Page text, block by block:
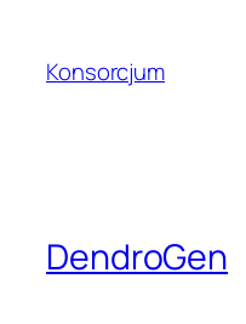
content
Konsorcjum
DendroGen